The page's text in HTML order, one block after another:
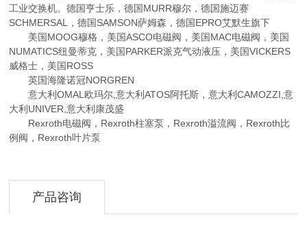
工业交换机。德国亨士乐，德国MURR穆尔，德国施迈赛
SCHMERSAL，德国SAMSON萨姆森，德国EPRO艾默生旗下
美国MOOG穆格，美国ASCO电磁阀，美国MAC电磁阀，美国
NUMATICS纽曼蒂克，美国PARKER派克气动液压，美国VICKERS
威格士，美国ROSS
英国海隆诺冠NORGREN
意大利OMAL欧玛尔,意大利ATOS阿托斯，意大利CAMOZZI,意
大利UNIVER,意大利康茂盛
Rexroth电磁阀，Rexroth柱塞泵，Rexroth溢流阀，Rexroth比
例阀，Rexroth叶片泵
产品咨询